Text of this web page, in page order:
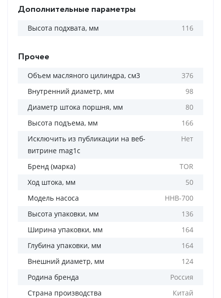
Дополнительные параметры
Высота подхвата, мм 116
Прочее
Объем масляного цилиндра, см3
376
Внутренний диаметр, мм
98
Диаметр штока поршня, мм
80
Высота подъема, мм
166
Исключить из публикации на веб-
витрине mag1c
Нет
Бренд (марка)
TOR
Ход штока, мм
50
Модель насоса
HHB-700
Высота упаковки, мм
136
Ширина упаковки, мм
164
Глубина упаковки, мм
164
Внешний диаметр, мм
124
Родина бренда
Россия
Страна производства
Китай